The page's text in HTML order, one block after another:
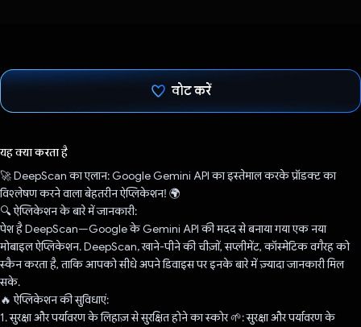
वोट करें
यह क्या करता है
🚀 DeepScan का एलान: Google Gemini API का इस्तेमाल करके प्रॉडक्ट का
विश्लेषण करने वाला बेहतरीन ऐप्लिकेशन! 🌍
🔍 ऐप्लिकेशन के बारे में जानकारी:
पेश है DeepScan—Google के Gemini API की मदद से बनाया गया एक नया
मोबाइल ऐप्लिकेशन. DeepScan, खाने-पीने की चीज़ों, सप्लीमेंट, कॉस्मेटिक वगैरह को
स्कैन करता है, ताकि आपको सीधे अपने डिवाइस पर इनके बारे में ज़्यादा जानकारी मिल
सके.
🔥 ऐप्लिकेशन की सुविधाएं:
1. सुरक्षा और पर्यावरण के लिहाज़ से सुरक्षित होने का स्कोर 🌱: सुरक्षा और पर्यावरण के